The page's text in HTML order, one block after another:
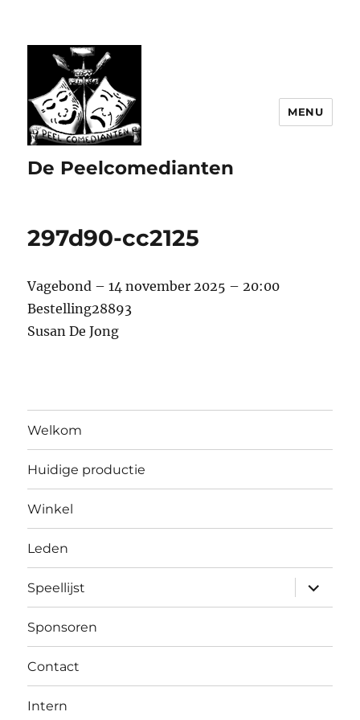
De Peelcomedianten
MENU
297d90-cc2125
Vagebond – 14 november 2025 – 20:00
Bestelling28893
Susan De Jong
Welkom
Huidige productie
Winkel
Leden
Speellijst
Sponsoren
Contact
Intern